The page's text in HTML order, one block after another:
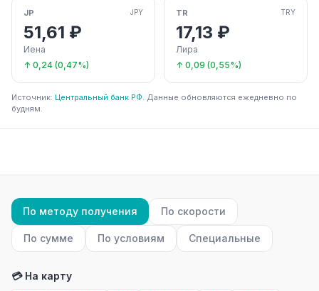
JP JPY
51,61 ₽
Иена
↑ 0,24 (0,47%)
TR TRY
17,13 ₽
Лира
↑ 0,09 (0,55%)
Источник: Центральный банк РФ. Данные обновляются ежедневно по
будням.
По методу получения По скорости
По сумме По условиям Специальные
💳 На карту